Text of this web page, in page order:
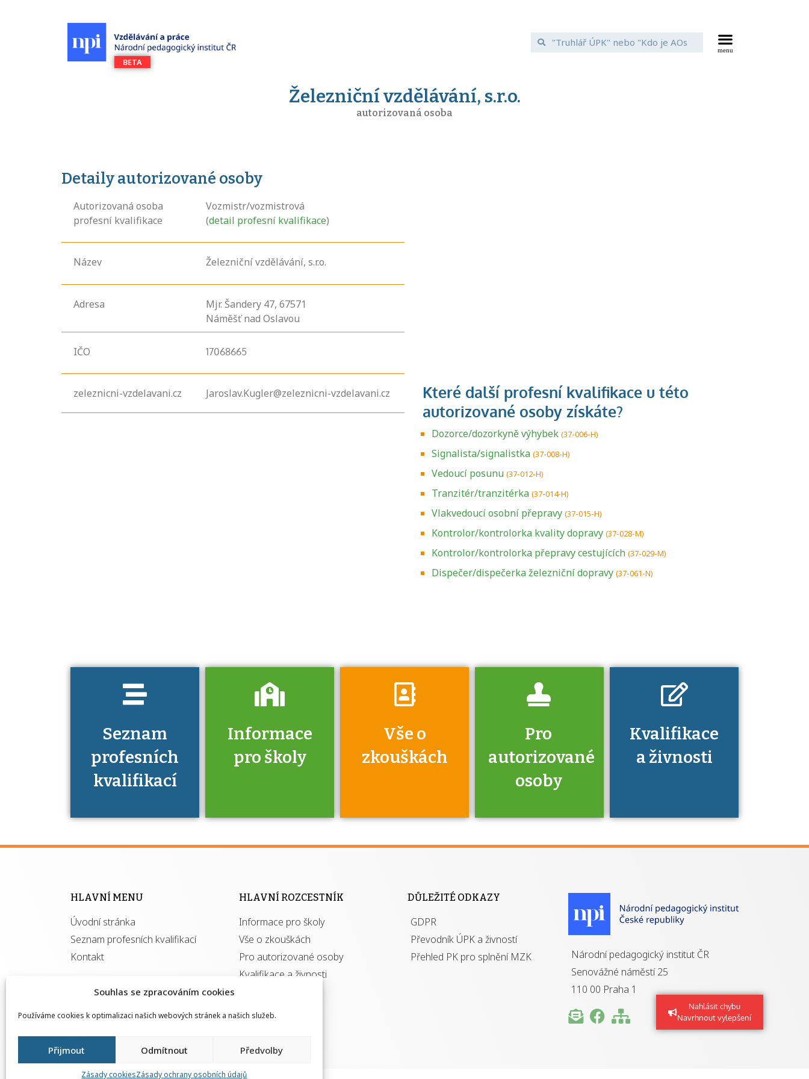
Souhlas se zpracováním cookies
Používáme cookies k optimalizaci našich webových stránek a našich služeb.
Přijmout Odmítnout Předvolby
Zásady cookiesZásady ochrany osobních údajů
Nahlásit chybu
Navrhnout vylepšení
Železniční vzdělávání, s.r.o.
autorizovaná osoba
Detaily autorizované osoby
Autorizovaná osoba
profesní kvalifikace
Vozmistr/vozmistrová
(detail profesní kvalifikace)
Název Železniční vzdělávání, s.r.o.
Adresa Mjr. Šandery 47, 67571
Náměšť nad Oslavou
IČO 17068665
zeleznicni-vzdelavani.cz Jaroslav.Kugler@zeleznicni-vzdelavani.cz
Dozorce/dozorkyně výhybek (37-006-H)
Signalista/signalistka (37-008-H)
Vedoucí posunu (37-012-H)
Tranzitér/tranzitérka (37-014-H)
Vlakvedoucí osobní přepravy (37-015-H)
Kontrolor/kontrolorka kvality dopravy (37-028-M)
Kontrolor/kontrolorka přepravy cestujících (37-029-M)
Dispečer/dispečerka železniční dopravy (37-061-N)
Seznam
profesních
kvalifikací
Informace
pro školy
Víte, že jako škola
kvalifikací jisté
získávání
autorizací?
Vše o
zkouškách
Zjistěte, jak se
přihlásit ke
Pro
autorizované
osoby
výhody má získání
Kvalifikace
a živnosti
U řady živností je
podmínkou k
určitá kvalifikace.
HLAVNÍ MENU
Úvodní stránka
Seznam profesních kvalifikací
Kontakt
HLAVNÍ ROZCESTNÍK
Informace pro školy
Vše o zkouškách
Pro autorizované osoby
Kvalifikace a živnosti
DŮLEŽITÉ ODKAZY
GDPR
Převodník ÚPK a živností
Přehled PK pro splnění MZK
Národní pedagogický institut ČR
Senovážné náměstí 25
110 00 Praha 1